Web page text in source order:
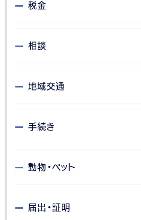
税金
相談
地域交通
手続き
動物・ペット
届出・証明